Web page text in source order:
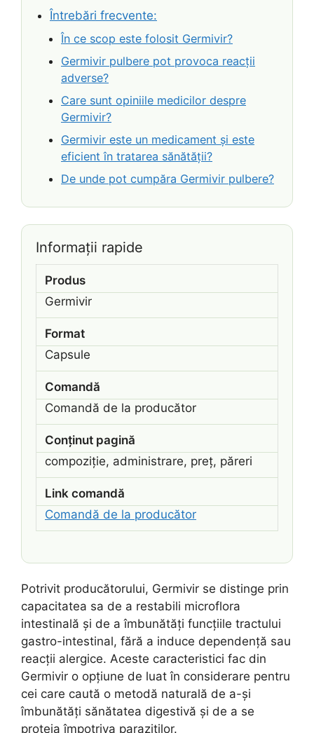
Întrebări frecvente:
În ce scop este folosit Germivir?
Germivir pulbere pot provoca reacții
adverse?
Care sunt opiniile medicilor despre
Germivir?
Germivir este un medicament și este
eficient în tratarea sănătății?
De unde pot cumpăra Germivir pulbere?
Informații rapide
Produs
Germivir
Format
Capsule
Comandă
Comandă de la producător
Conținut pagină
compoziție, administrare, preț, păreri
Link comandă
Comandă de la producător
Potrivit producătorului, Germivir se distinge prin
capacitatea sa de a restabili microflora
intestinală și de a îmbunătăți funcțiile tractului
gastro-intestinal, fără a induce dependență sau
reacții alergice. Aceste caracteristici fac din
Germivir o opțiune de luat în considerare pentru
cei care caută o metodă naturală de a-și
îmbunătăți sănătatea digestivă și de a se
proteja împotriva paraziților.